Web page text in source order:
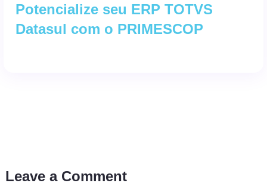
Potencialize seu ERP TOTVS
Datasul com o PRIMESCOP
Leave a Comment